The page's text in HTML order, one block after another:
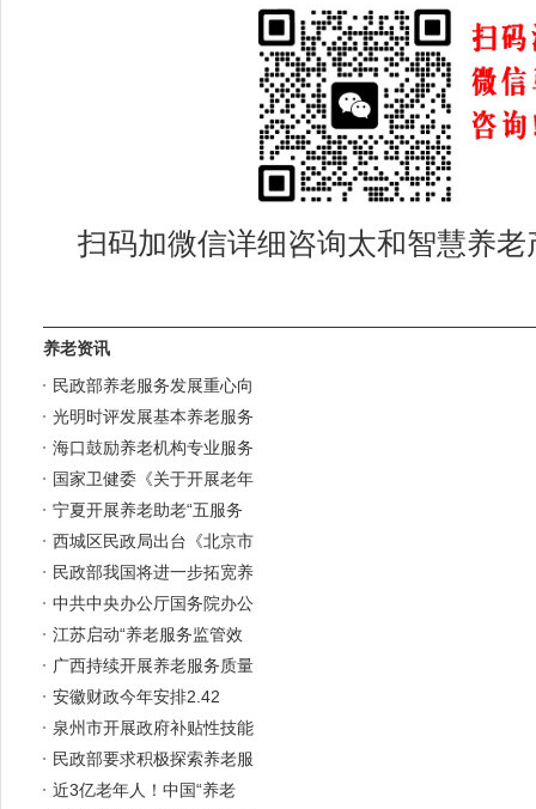
扫码加微信详细咨询太和智慧养
养老资讯
民政部养老服务发展重心向
光明时评发展基本养老服务
海口鼓励养老机构专业服务
国家卫健委《关于开展老年
宁夏开展养老助老“五服务
西城区民政局出台《北京市
民政部我国将进一步拓宽养
中共中央办公厅国务院办公
江苏启动“养老服务监管效
广西持续开展养老服务质量
安徽财政今年安排2.42
泉州市开展政府补贴性技能
民政部要求积极探索养老服
近3亿老年人！中国“养老